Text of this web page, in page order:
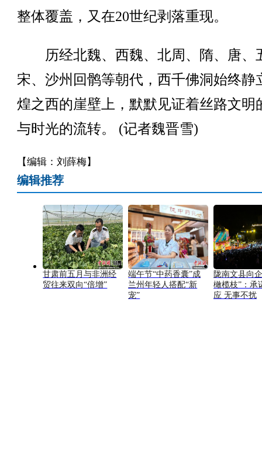
整体覆盖，又在20世纪剥落重现。
历经北魏、西魏、北周、隋、唐、
宋、沙州回鹘等朝代，西千佛洞始终静
煌之西的崖壁上，默默见证着丝路文明
与时光的流转。 (记者魏晋雪)
【编辑：刘薛梅】
编辑推荐
甘肃前五月与非洲经
贸往来双向“倍增”
端午节“中药香囊”成
兰州年轻人搭配“新
宠”
陇南文县向
橄榄枝”：承
应 无事不扰